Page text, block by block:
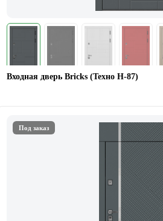
Входная дверь Bricks (Техно Н-87)
Под заказ